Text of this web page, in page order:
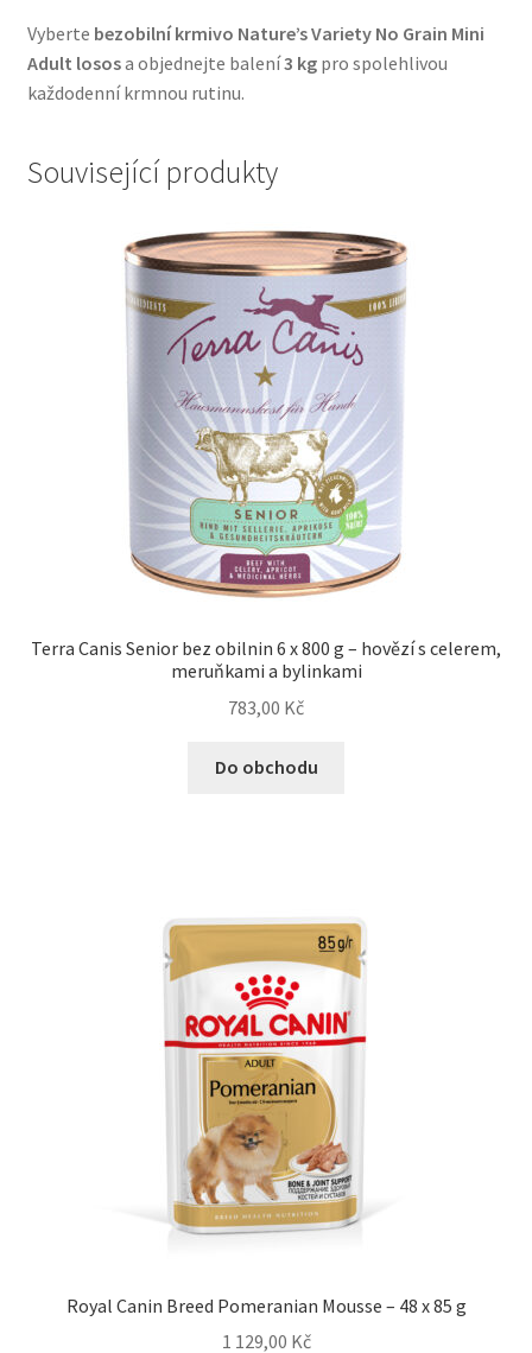
Vyberte bezobilní krmivo Nature’s Variety No Grain Mini
Adult lososa objednejte balení3 kgpro spolehlivou
každodenní krmnou rutinu.
Související produkty
Terra Canis Senior bez obilnin 6 x 800 g – hovězí s celerem,
meruňkami a bylinkami
783,00 Kč
Do obchodu
Royal Canin Breed Pomeranian Mousse – 48 x 85 g
1 129,00 Kč